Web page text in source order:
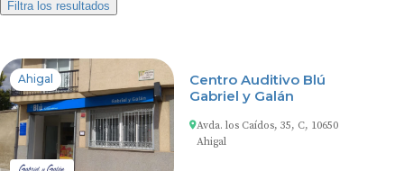
Filtra los resultados
Ahigal
Centro Auditivo Blú
Gabriel y Galán
Avda. los Caídos, 35, C, 10650
Ahigal